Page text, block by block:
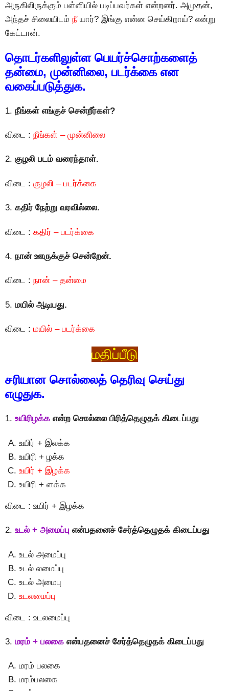
அருகிலிருக்கும் பள்ளியில் படிப்பவர்கள் என்றனர். அமுதன்,
அந்தச் சிலையிடம் நீயார்? இங்கு என்ன செய்கிறாய்? என்று
கேட்டான்.
தொடர்களிலுள்ள பெயர்ச்சொற்களைத்
தன்மை, முன்னிலை, படர்க்கை என
வகைப்படுத்துக.
1. நீங்கள் எங்குச் சென்றீர்கள்?
விடை : நீங்கள் – முன்னிலை
2. குழலி படம் வரைந்தாள்.
விடை : குழலி – படர்க்கை
3. கதிர் நேற்று வரவில்லை.
விடை : கதிர் – படர்க்கை
4. நான் ஊருக்குச் சென்றேன்.
விடை : நான் – தன்மை
5. மயில் ஆடியது.
விடை : மயில் – படர்க்கை
மதிப்பீடு
சரியான சொல்லைத் தெரிவு செய்து
எழுதுக.
1. உயிரிழக்க என்ற சொல்லை பிரித்தெழுதக் கிடைப்பது
உயிர் + இலக்க
உயிரி + ழக்க
உயிர் + இழக்க
உயிரி + ளக்க
விடை : உயிர் + இழக்க
2. உடல் + அமைப்பு என்பதனைச் சேர்த்தெழுதக் கிடைப்பது
உடல் அமைப்பு
உடல் லமைப்பு
உடல் அமைபு
உடலமைப்பு
விடை : உடலமைப்பு
3. மரம் + பலகை என்பதனைச் சேர்த்தெழுதக் கிடைப்பது
மரம் பலகை
மரம்பலகை